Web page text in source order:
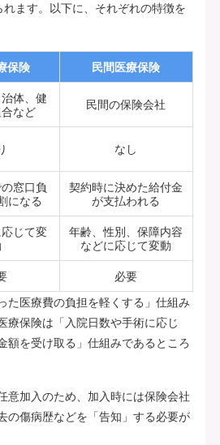
ます。以下に、それぞれの特徴を
保険 民間医療保険
体、健
など
民間の保険会社
なし
窓口負
になる
契約時に決めた給付金
が支払われる
じて変
年齢、性別、保障内容
などに応じて変動
必要
た医療費の負担を軽くする」仕組み
療保険は「入院日数や手術に応じ
額を受け取る」仕組みであるところ
意加入のため、加入時には保険会社
の傷病歴などを「告知」する必要が